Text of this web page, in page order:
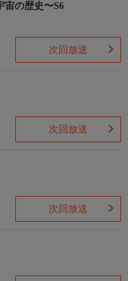
宙の歴史〜S6
次回放送
次回放送
次回放送